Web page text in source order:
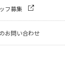
フ募集
お問い合わせ